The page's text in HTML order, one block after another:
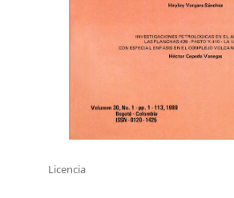
Licencia